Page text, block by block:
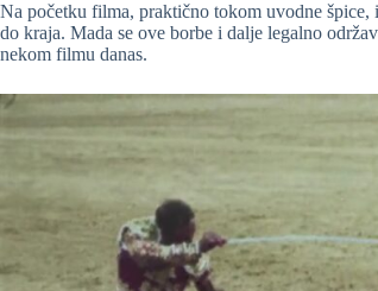
Na početku filma, praktično tokom uvodne
do kraja. Mada se ove borbe i dalje legalno
nekom filmu danas.